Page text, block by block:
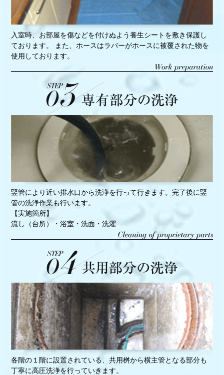
入室時、お部屋を傷などを付けぬよう養生シートを敷き保護し
ております。 また、ホースはラバーがホースに被覆された物を
使用しております。
竪管により近い排水口から洗浄を行って行きます。完了後に竪
管の洗浄作業も行います。
【実施箇所】
流し（台所）・浴室・洗面・洗濯
各階の１階に設置されている、共用桝から横主管となる部分も
丁寧に高圧洗浄を行っていきます。